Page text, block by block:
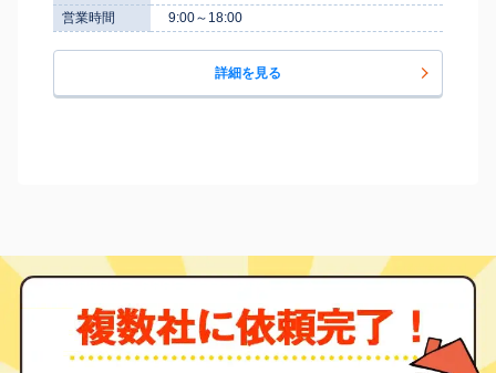
営業時間
9:00～18:00
詳細を見る